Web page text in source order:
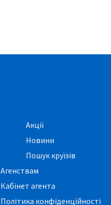
Акції
Новини
Пошук круїзів
Агенствам
Кабінет агента
Політика конфіденційності